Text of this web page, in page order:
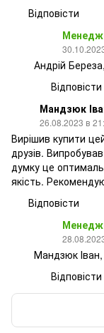
Відповісти
Андрій
Відповісти
Мандзюк
26.08.2023 в
Вирішив купити
друзів.
думку це
якість.
Відповісти
Мандзюк Іван,
Відповісти